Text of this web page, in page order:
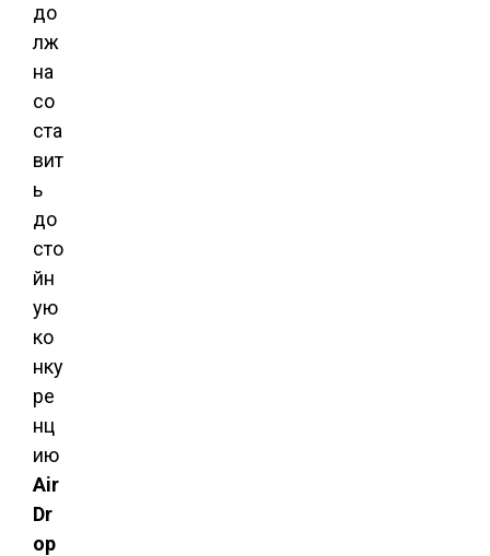
до
лж
на
со
ста
вит
ь
до
сто
йн
ую
ко
нку
ре
нц
ию
Air
Dr
op